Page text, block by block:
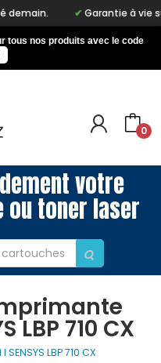
Garantie à vie sur
tous nos produits avec le code
0
votre
toner laser
LBP 710 CX
SENSYS LBP 710 CX